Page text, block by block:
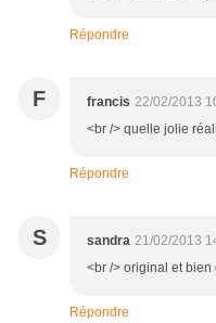
Répondre
F francis 22/02/2013
<br /> quelle jolie
Répondre
S sandra 21/02/2013
<br /> original et bien
Répondre